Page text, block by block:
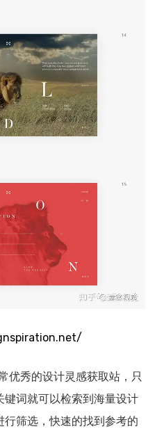
优秀的设计灵感获取站，只
词就可以检索到海量设计
筛选，快速的找到参考的